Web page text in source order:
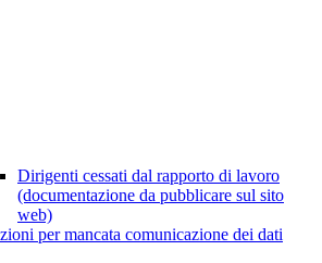
Dirigenti cessati dal rapporto di lavoro
(documentazione da pubblicare sul sito
web)
per mancata comunicazione dei dati